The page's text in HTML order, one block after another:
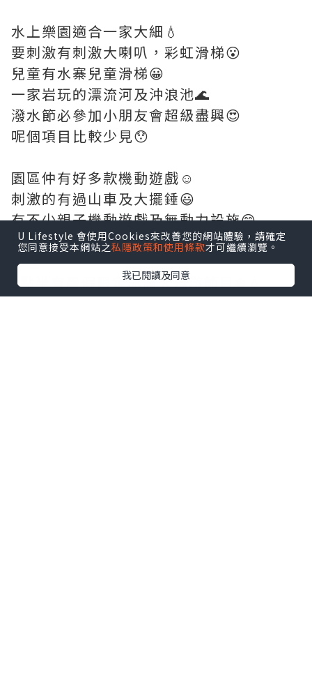
U Lifestyle 會使用Cookies來改善您的網站體驗，請確定
您同意接受本網站之私隱政策和使用條款才可繼續瀏覽。
我已閱讀及同意
水上樂園適合一家大細💧
要刺激有刺激大喇叭，彩虹滑梯😮
兒童有水寨兒童滑梯😀
一家岩玩的漂流河及沖浪池🌊
潑水節必參加小朋友會超級盡興😍
呢個項目比較少見😯
園區仲有好多款機動遊戲☺
刺激的有過山車及大擺錘😃
有不少親子機動遊戲及無動力設施😄
晚上記得欣賞表演👩梁祝煙花秀👴非常精
彩👏
2點半有暑假限定冰爽大巡游節目❄💧
演員們都好賣力演出😀